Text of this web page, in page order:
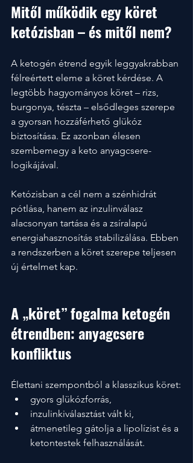
Mitől működik egy köret
ketózisban – és mitől nem?
A ketogén étrend egyik leggyakrabban
félreértett eleme a köret kérdése. A
legtöbb hagyományos köret – rizs,
burgonya, tészta – elsődleges szerepe
a gyorsan hozzáférhető glükóz
biztosítása. Ez azonban élesen
szembemegy a keto anyagcsere-
logikájával.
Ketózisban a cél nem a szénhidrát
pótlása, hanem az inzulinválasz
alacsonyan tartása és a zsíralapú
energiahasznosítás stabilizálása. Ebben
a rendszerben a köret szerepe teljesen
új értelmet kap.
A „köret” fogalma ketogén
étrendben: anyagcsere
konfliktus
Élettani szempontból a klasszikus köret:
gyors glükózforrás,
inzulinkiválasztást vált ki,
átmenetileg gátolja a lipolízist és a
ketontestek felhasználását.